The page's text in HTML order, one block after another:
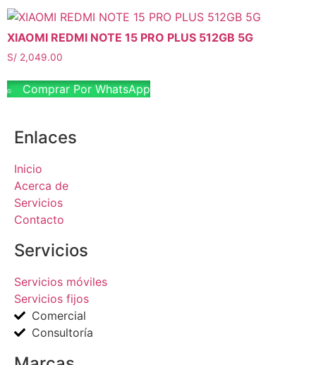
XIAOMI REDMI NOTE 15 PRO PLUS 512GB 5G
S/ 2,049.00
Comprar Por WhatsApp
Enlaces
Inicio
Acerca de
Servicios
Contacto
Servicios
Servicios móviles
Servicios fijos
Comercial
Consultoría